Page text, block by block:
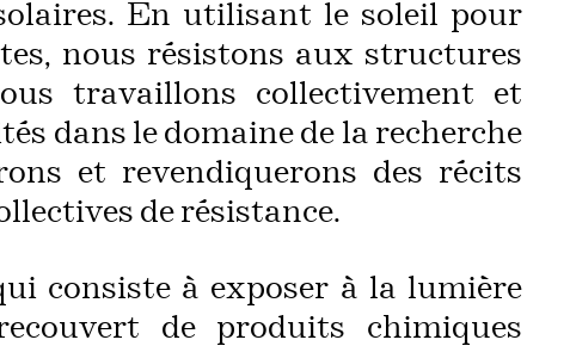
En utilisant le soleil pour
nous résistons aux structures
travaillons collectivement et
dans le domaine de la recherche
et revendiquerons des récits
de résistance.
consiste à exposer à la lumière
de produits chimiques